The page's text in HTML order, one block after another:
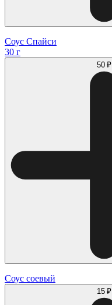
Соус Спайси
30 г
50 ₽
Соус соевый
15 ₽